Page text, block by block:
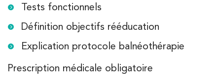
Tests fonctionnels
Définition objectifs rééducation
Explication protocole balnéothérapie
Prescription médicale obligatoire